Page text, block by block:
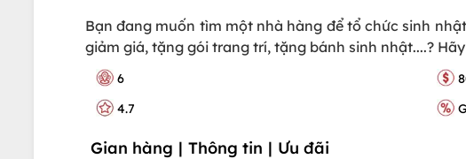
Bạn đang muốn tìm một nhà hàng để tổ chức sinh
giảm giá, tặng gói trang trí, tặng bánh sinh nhật....?
6
4.7
Gian hàng | Thông tin | Ưu đãi